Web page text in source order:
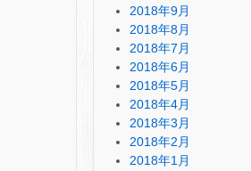
2018年9月
2018年8月
2018年7月
2018年6月
2018年5月
2018年4月
2018年3月
2018年2月
2018年1月